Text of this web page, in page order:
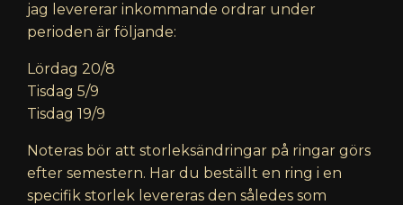
jag levererar inkommande ordrar under
perioden är följande:
Lördag 20/8
Tisdag 5/9
Tisdag 19/9
Noteras bör att storleksändringar på ringar görs
efter semestern. Har du beställt en ring i en
specifik storlek levereras den således som